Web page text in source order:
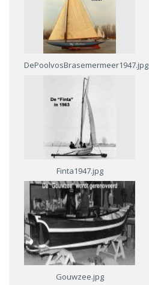
DePoolvosBrasemermeer1947.jpg
Finta1947.jpg
Gouwzee.jpg